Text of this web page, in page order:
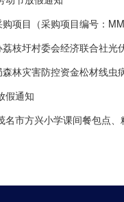
项目（采购项目编号：
枝圩村委会经济联合社
林灾害防控资金松材线
假通知
名市方兴小学课间餐包点